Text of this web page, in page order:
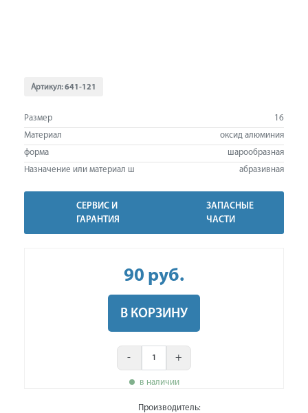
Артикул:641-121
Размер
16
Материал
оксид алюминия
форма
шарообразная
Назначение или материал ш
абразивная
СЕРВИС И
ГАРАНТИЯ
ЗАПАСНЫЕ
ЧАСТИ
90 руб.
В КОРЗИНУ
- +
в наличии
Производитель: